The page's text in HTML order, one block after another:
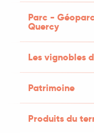
Parc -
Quercy
Les vignobles
Patrimoine
Produits du